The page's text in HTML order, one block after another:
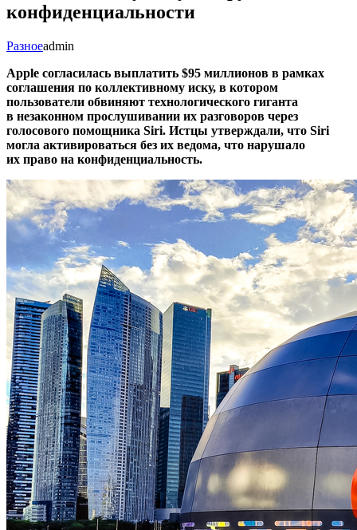
конфиденциальности
Разноеadmin
Apple согласилась выплатить $95 миллионов в рамках
соглашения по коллективному иску, в котором
пользователи обвиняют технологического гиганта
в незаконном прослушивании их разговоров через
голосового помощника Siri. Истцы утверждали, что Siri
могла активироваться без их ведома, что нарушало
их право на конфиденциальность.